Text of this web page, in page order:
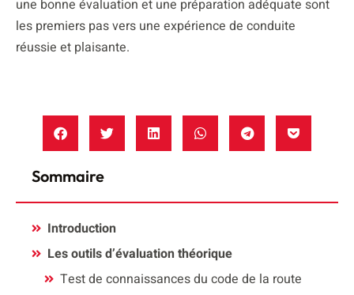
une bonne évaluation et une préparation adéquate sont
les premiers pas vers une expérience de conduite
réussie et plaisante.
Sommaire
Introduction
Les outils d’évaluation théorique
Test de connaissances du code de la route